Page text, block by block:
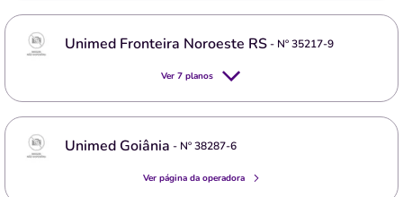
Unimed Fronteira Noroeste RS- Nº35217-9
Ver 7 planos
Unimed Goiânia - Nº38287-6
Ver página da operadora